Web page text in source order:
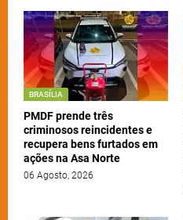
BRASÍLIA
PMDF prende três
criminosos reincidentes e
recupera bens furtados em
ações na Asa Norte
06 Agosto, 2026